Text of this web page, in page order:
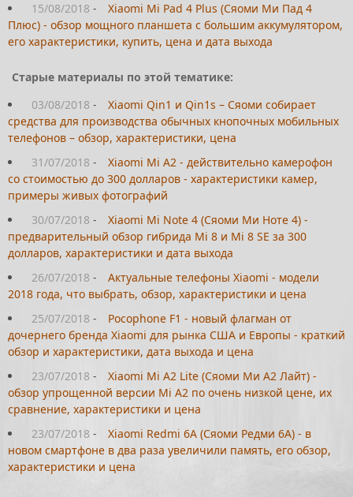
15/08/2018 -
Xiaomi Mi Pad 4 Plus (Сяоми Ми Пад 4
Плюс) - обзор мощного планшета с большим аккумулятором,
его характеристики, купить, цена и дата выхода
Старые материалы по этой тематике:
03/08/2018 -
Xiaomi Qin1 и Qin1s – Сяоми собирает
средства для производства обычных кнопочных мобильных
телефонов – обзор, характеристики, цена
31/07/2018 -
Xiaomi Mi A2 - действительно камерофон
со стоимостью до 300 долларов - характеристики камер,
примеры живых фотографий
30/07/2018 -
Xiaomi Mi Note 4 (Сяоми Ми Ноте 4) -
предварительный обзор гибрида Mi 8 и Mi 8 SE за 300
долларов, характеристики и дата выхода
26/07/2018 -
Актуальные телефоны Xiaomi - модели
2018 года, что выбрать, обзор, характеристики и цена
25/07/2018 -
Pocophone F1 - новый флагман от
дочернего бренда Xiaomi для рынка США и Европы - краткий
обзор и характеристики, дата выхода и цена
23/07/2018 -
Xiaomi Mi A2 Lite (Сяоми Ми А2 Лайт) -
обзор упрощенной версии Mi A2 по очень низкой цене, их
сравнение, характеристики и цена
23/07/2018 -
Xiaomi Redmi 6A (Сяоми Редми 6А) - в
новом смартфоне в два раза увеличили память, его обзор,
характеристики и цена